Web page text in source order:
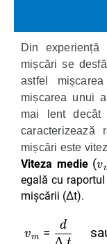
Din
mișcări se
astfel
mișcarea unui
mai lent decât
caracterizează
mișcări este
Viteza medie (v
v
v
egală cu
mișcării (Δt).
v
v
vm = d∆
d∆
d